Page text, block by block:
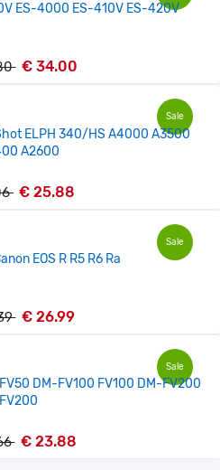
ES-4000 ES-410V ES-420V
€ 34.00
Sale
ELPH 340/HS A4000 A3500
A2600
€ 25.88
Sale
EOS R R5 R6 Ra
€ 26.99
Sale
DM-FV100 FV100 DM-FV200
FV200
€ 23.88